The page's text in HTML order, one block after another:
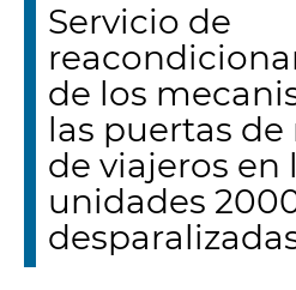
Servicio de
de los
las puertas
de viajeros en
unidades